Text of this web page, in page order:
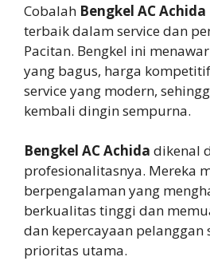
Cobalah Bengkel AC Achida
terbaik dalam service dan
Pacitan. Bengkel ini
yang bagus, harga
service yang modern,
kembali dingin sempurna.
Bengkel AC Achida dikenal
profesionalitasnya. Mereka
berpengalaman yang
berkualitas tinggi dan
dan kepercayaan pelanggan
prioritas utama.